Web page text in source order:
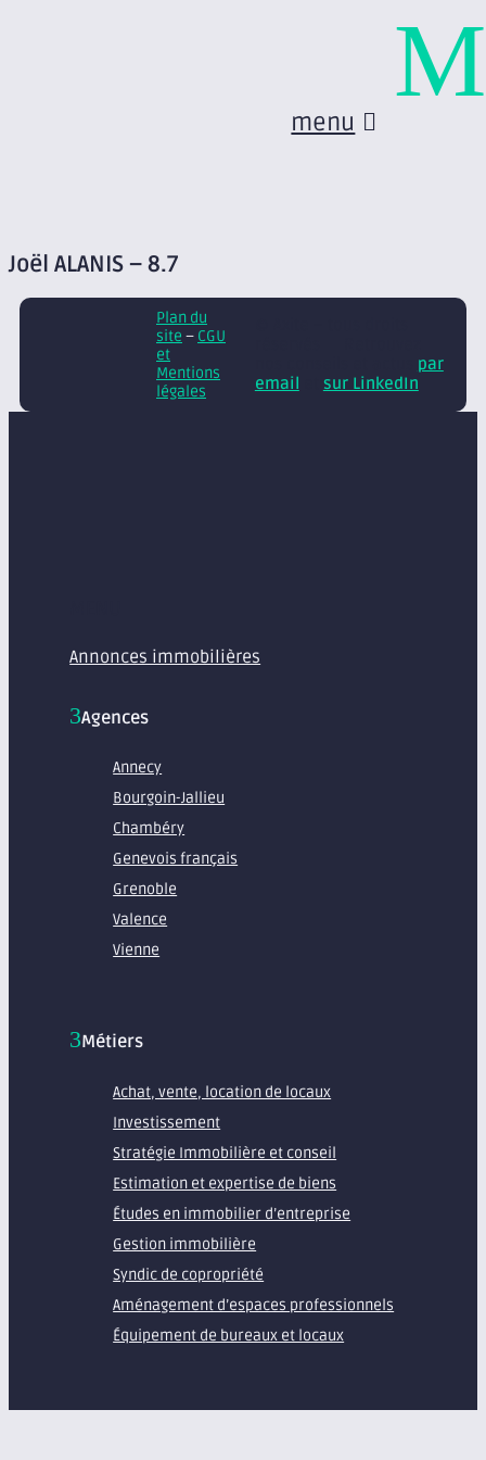
menu
Joël ALANIS – 8.7
Plan du
site – CGU
et
Mentions
légales
par
email
sur LinkedIn
Annonces immobilières
Agences
Annecy
Bourgoin-Jallieu
Chambéry
Genevois français
Grenoble
Valence
Vienne
Métiers
Achat, vente, location de locaux
Investissement
Stratégie Immobilière et conseil
Estimation et expertise de biens
Études en immobilier d’entreprise
Gestion immobilière
Syndic de copropriété
Aménagement d’espaces professionnels
Équipement de bureaux et locaux
M